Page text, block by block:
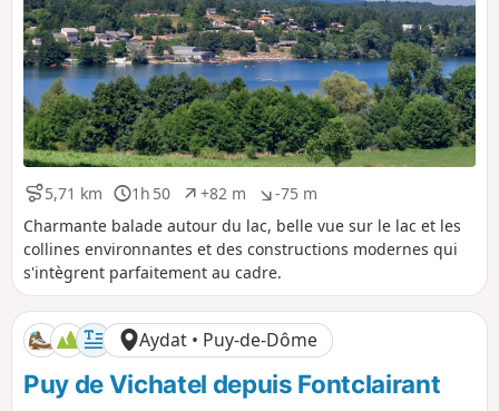
5,71 km
D
i
s
t
a
n
c
e
1h 50
D
u
r
é
e
+82 m
D
é
n
i
v
e
l
é
p
o
-75 m
D
é
n
i
v
e
l
é
n
é
Charmante balade autour du lac, belle vue sur le lac et les
collines environnantes et des constructions modernes qui
s'intègrent parfaitement au cadre.
Aydat • Puy-de-Dôme
Puy de Vichatel depuis Fontclairant